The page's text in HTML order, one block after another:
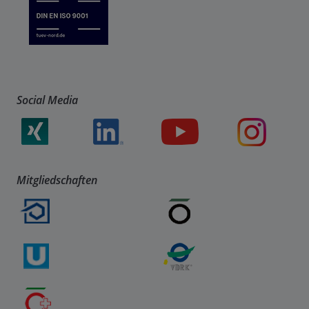
Social Media
Mitgliedschaften